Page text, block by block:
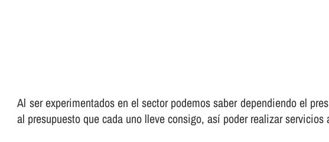
Al ser experimentados en el sector podemos saber dependiendo el
al presupuesto que cada uno lleve consigo, así­ poder realizar